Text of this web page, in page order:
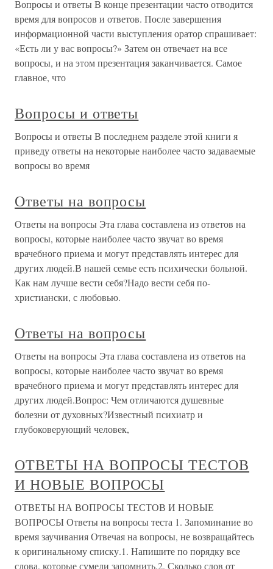
Вопросы и ответы В конце презентации часто отводится
время для вопросов и ответов. После завершения
информационной части выступления оратор спрашивает:
«Есть ли у вас вопросы?» Затем он отвечает на все
вопросы, и на этом презентация заканчивается. Самое
главное, что
Вопросы и ответы
Вопросы и ответы В последнем разделе этой книги я
приведу ответы на некоторые наиболее часто задаваемые
вопросы во время
Ответы на вопросы
Ответы на вопросы Эта глава составлена из ответов на
вопросы, которые наиболее часто звучат во время
врачебного приема и могут представлять интерес для
других людей.В нашей семье есть психически больной.
Как нам лучше вести себя?Надо вести себя по-
христиански, с любовью.
Ответы на вопросы
Ответы на вопросы Эта глава составлена из ответов на
вопросы, которые наиболее часто звучат во время
врачебного приема и могут представлять интерес для
других людей.Вопрос: Чем отличаются душевные
болезни от духовных?Известный психиатр и
глубоковерующий человек,
ОТВЕТЫ НА ВОПРОСЫ ТЕСТОВ
И НОВЫЕ ВОПРОСЫ
ОТВЕТЫ НА ВОПРОСЫ ТЕСТОВ И НОВЫЕ
ВОПРОСЫ Ответы на вопросы теста 1. Запоминание во
время заучивания Отвечая на вопросы, не возвращайтесь
к оригинальному списку.1. Напишите по порядку все
слова, которые сумели запомнить.2. Сколько слов от